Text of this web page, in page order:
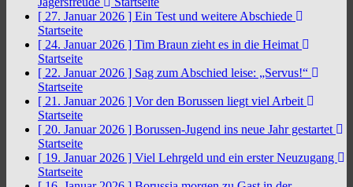
[ 27. Januar 2026 ] Ein Test und weitere Abschiede
Startseite
[ 24. Januar 2026 ] Tim Braun zieht es in die Heimat
Startseite
[ 22. Januar 2026 ] Sag zum Abschied leise: „Servus!“
Startseite
[ 21. Januar 2026 ] Vor den Borussen liegt viel Arbeit
Startseite
[ 20. Januar 2026 ] Borussen-Jugend ins neue Jahr gestartet
Startseite
[ 19. Januar 2026 ] Viel Lehrgeld und ein erster Neuzugang
Startseite